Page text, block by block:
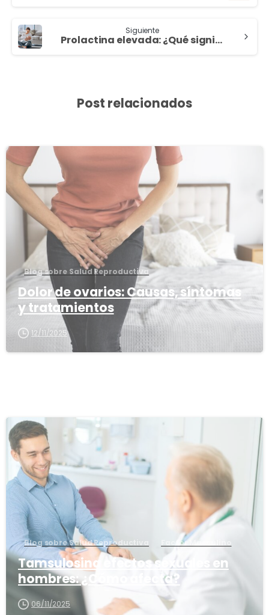
Siguiente
Prolactina elevada: ¿Qué significa?
Post relacionados
Blog sobre Salud Reproductiva
Dolor de ovarios: Causas, síntomas
y tratamientos
12/11/2025
Blog sobre Salud Reproductiva Factor Masculino
Tamsulosina efectos sexuales en
hombres: ¿Cómo afecta?
06/11/2025